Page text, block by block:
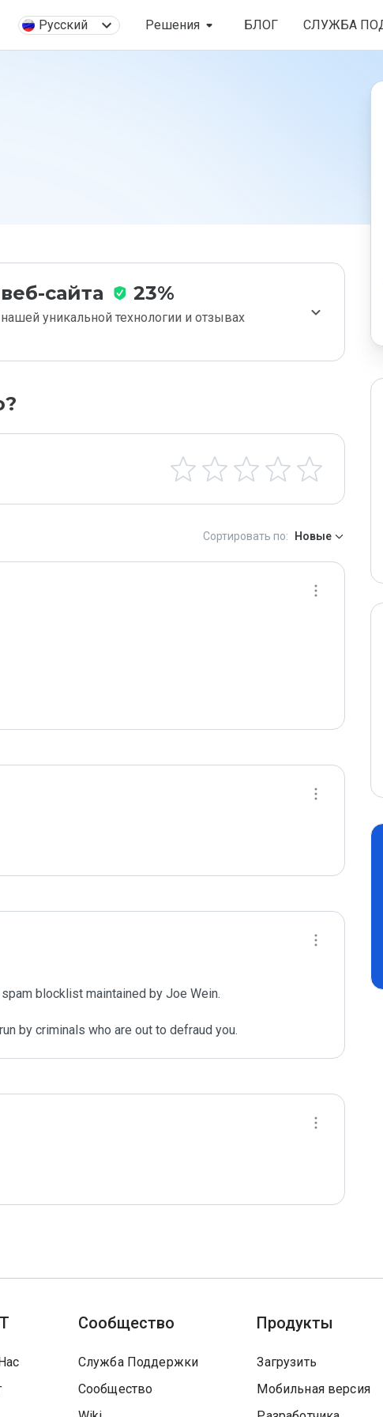
Русский Решения БЛОГ СЛУЖБА
сайта 23%
уникальной технологии и отзывах
Сортировать по: Новые
blocklist maintained by Joe Wein.
by criminals who are out to defraud you.
Сообщество
Служба Поддержки
Сообщество
Продукты
Загрузить
Мобильная версия